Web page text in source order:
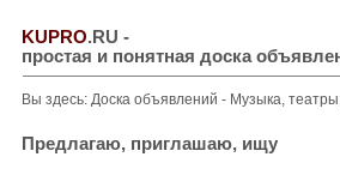
KUPRO.RU -
простая и понятная доска
Вы здесь: Доска объявлений - Музыка,
Предлагаю, приглашаю, ищу